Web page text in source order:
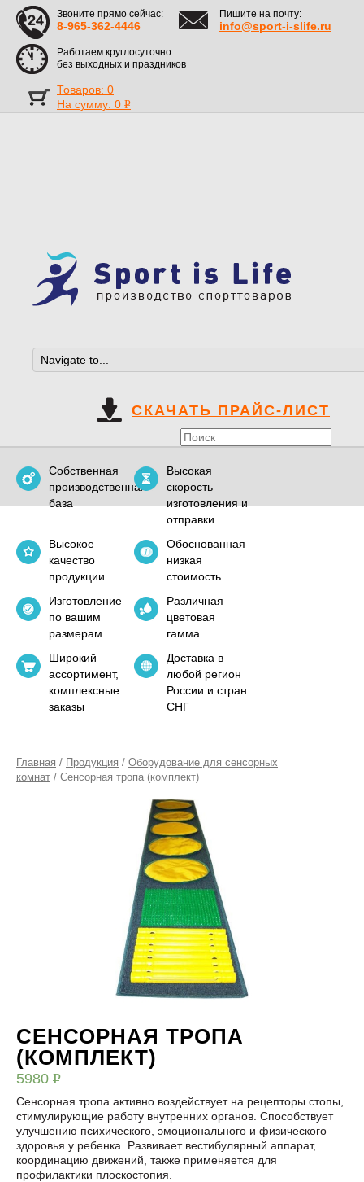
Звоните прямо сейчас:
8-965-362-4446
Пишите на почту:
info@sport-i-slife.ru
Работаем круглосуточно
без выходных и праздников
Товаров: 0
На сумму: 0 Р
СКАЧАТЬ ПРАЙС-ЛИСТ
Собственная
производственная
база
Высокая
скорость
изготовления и
отправки
Высокое
качество
продукции
Обоснованная
низкая
стоимость
Изготовление
по вашим
размерам
Различная
цветовая
гамма
Широкий
ассортимент,
комплексные
заказы
Доставка в
любой регион
России и стран
СНГ
Главная / Продукция / Оборудование для сенсорных
комнат / Сенсорная тропа (комплект)
СЕНСОРНАЯ ТРОПА
(КОМПЛЕКТ)
5980 Р
Сенсорная тропа активно воздействует на рецепторы стопы,
стимулирующие работу внутренних органов. Способствует
улучшению психического, эмоционального и физического
здоровья у ребенка. Развивает вестибулярный аппарат,
координацию движений, также применяется для
профилактики плоскостопия.